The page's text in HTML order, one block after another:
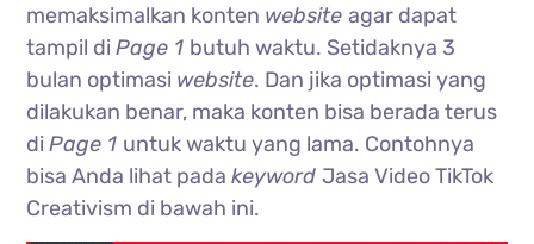
memaksimalkan konten websiteagar dapat
tampil diPage 1 butuh waktu. Setidaknya 3
bulan optimasi website. Dan jika optimasi yang
dilakukan benar, maka konten bisa berada terus
diPage 1 untuk waktu yang lama. Contohnya
bisa Anda lihat padakeywordJasa Video TikTok
Creativism di bawah ini.